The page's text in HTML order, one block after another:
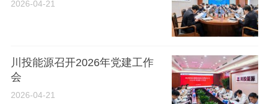
2026-04-21
川投能源召开2026年党建工作
会
2026-04-21